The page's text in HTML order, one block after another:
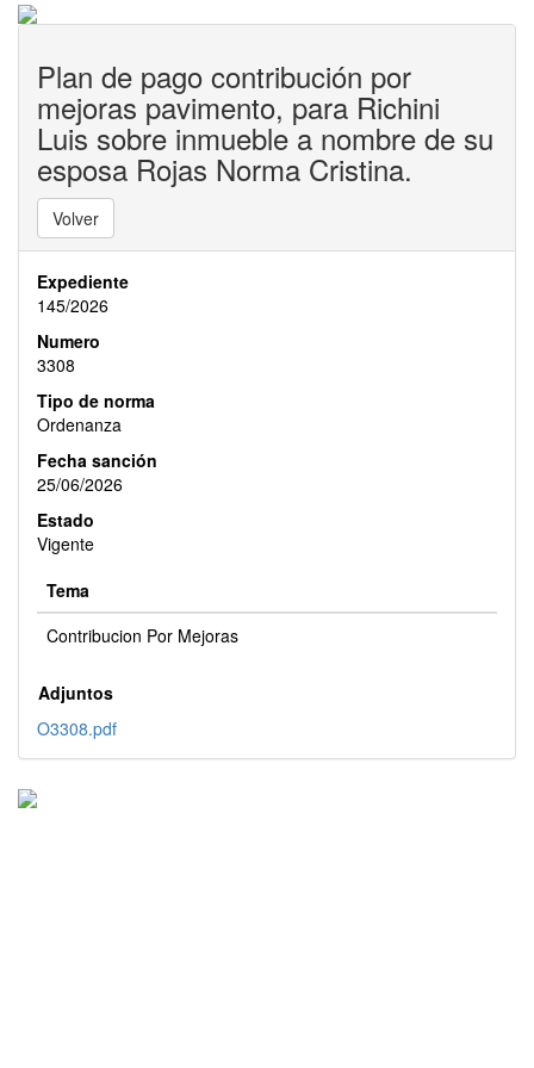
Plan de pago contribución por
mejoras pavimento, para Richini
Luis sobre inmueble a nombre de su
esposa Rojas Norma Cristina.
Volver
Expediente
145/2026
Numero
3308
Tipo de norma
Ordenanza
Fecha sanción
25/06/2026
Estado
Vigente
Tema
Contribucion Por Mejoras
Adjuntos
O3308.pdf